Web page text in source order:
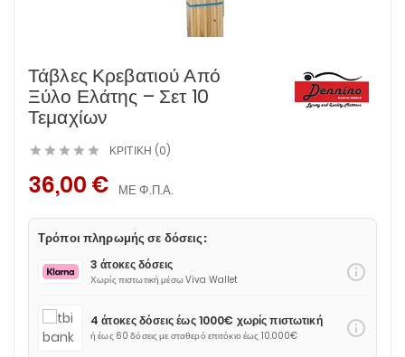
Τάβλες Κρεβατιού Από
Ξύλο Ελάτης – Σετ 10
Τεμαχίων
     ΚΡΙΤΙΚΉ (0)
36,00 € ΜΕ Φ.Π.Α.
Τρόποι πληρωμής σε δόσεις:
3 άτοκες δόσεις
Χωρίς πιστωτική μέσω Viva Wallet info_outline
4 άτοκες δόσεις έως 1000€ χωρίς πιστωτική
ή έως 60 δόσεις με σταθερό επιτόκιο έως 10.000€ info_outline